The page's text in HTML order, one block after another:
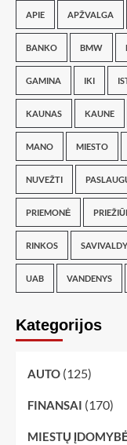
APIE APŽVALGA
BANKO BMW
GAMINA IKI
KAUNAS KAUNE
MANO MIESTO
NUVEŽTI
PRIEMONĖ
RINKOS
UAB VANDENYS
Kategorijos
AUTO (125)
FINANSAI (170)
MIESTŲ